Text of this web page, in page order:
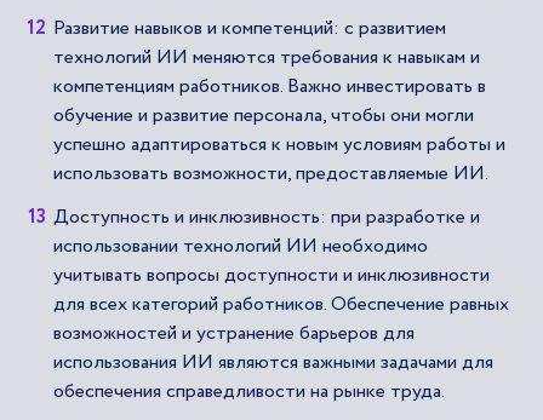
Развитие навыков и компетенций: с развитием
технологий ИИ меняются требования к навыкам и
компетенциям работников. Важно инвестировать в
обучение и развитие персонала, чтобы они могли
успешно адаптироваться к новым условиям работы и
использовать возможности, предоставляемые ИИ.
Доступность и инклюзивность: при разработке и
использовании технологий ИИ необходимо
учитывать вопросы доступности и инклюзивности
для всех категорий работников. Обеспечение равных
возможностей и устранение барьеров для
использования ИИ являются важными задачами для
обеспечения справедливости на рынке труда.